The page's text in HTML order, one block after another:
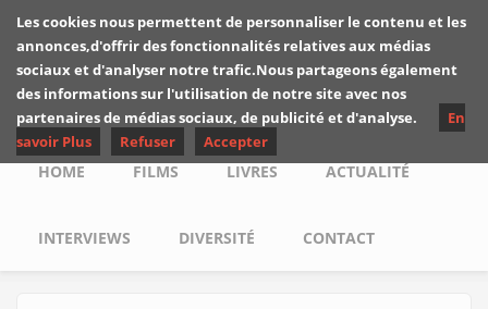
Skip to main content
Les critiques de
Yuyine
Main menu
HOME FILMS LIVRES ACTUALITÉ
INTERVIEWS DIVERSITÉ CONTACT
Les cookies nous permettent de personnaliser le contenu et les
annonces,d'offrir des fonctionnalités relatives aux médias
sociaux et d'analyser notre trafic.Nous partageons également
des informations sur l'utilisation de notre site avec nos
partenaires de médias sociaux, de publicité et d'analyse.
En
savoir Plus
Refuser Accepter